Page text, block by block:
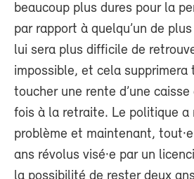
beaucoup plus dures pour la
par rapport à quelqu’un de
lui sera plus difficile de
impossible, et cela supprimera
toucher une rente d’une
fois à la retraite. Le politique a
problème et maintenant,
ans révolus visé·e par un
la possibilité de rester deux